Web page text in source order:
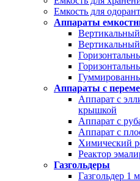
Емкость для
Аппараты
Аппараты с
Аппарат с
крышкой
Аппарат с
Аппарат с
Химический
Реактор
Газгольдеры
Газгольдер 1